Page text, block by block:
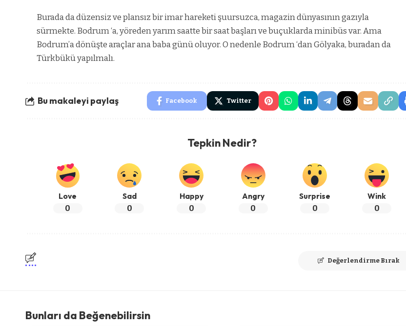
Burada da düzensiz ve plansız bir imar hareketi şuursuzca, magazin dünyasının gazıyla
sürmekte. Bodrum ‘a, yöreden yarım saatte bir saat başları ve buçuklarda minibüs var. Ama
Bodrum’a dönüşte araçlar ana baba günü oluyor. O nedenle Bodrum ‘dan Gölyaka, buradan da
Türkbükü yapılmalı.
Bu makaleyi paylaş Facebook Twitter
Tepkin Nedir?
Love
0
Sad
0
Happy
0
Angry
0
Surprise
0
Wink
0
Değerlendirme Bırak
Bunları da Beğenebilirsin